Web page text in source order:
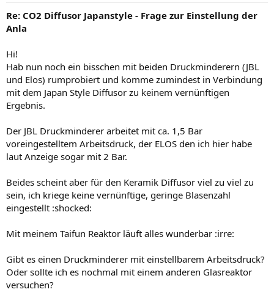
Re: CO2 Diffusor Japanstyle - Frage zur Einstellung der
Anla
Hi!
Hab nun noch ein bisschen mit beiden Druckminderern (JBL
und Elos) rumprobiert und komme zumindest in Verbindung
mit dem Japan Style Diffusor zu keinem vernünftigen
Ergebnis.
Der JBL Druckminderer arbeitet mit ca. 1,5 Bar
voreingestelltem Arbeitsdruck, der ELOS den ich hier habe
laut Anzeige sogar mit 2 Bar.
Beides scheint aber für den Keramik Diffusor viel zu viel zu
sein, ich kriege keine vernünftige, geringe Blasenzahl
eingestellt :shocked:
Mit meinem Taifun Reaktor läuft alles wunderbar :irre:
Gibt es einen Druckminderer mit einstellbarem Arbeitsdruck?
Oder sollte ich es nochmal mit einem anderen Glasreaktor
versuchen?